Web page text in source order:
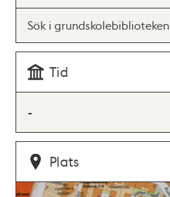
Sök i grundskolebiblioteken
Tid
-
Plats